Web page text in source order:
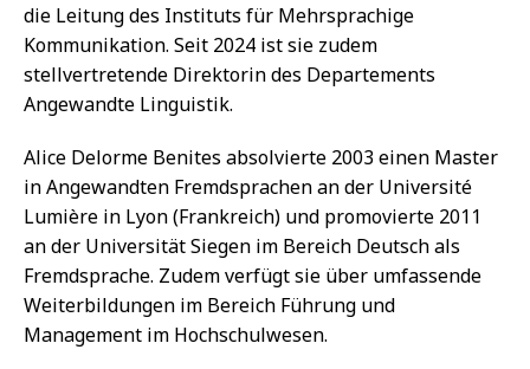
die Leitung des Instituts für Mehrsprachige
Kommunikation. Seit 2024 ist sie zudem
stellvertretende Direktorin des Departements
Angewandte Linguistik.
Alice Delorme Benites absolvierte 2003 einen Master
in Angewandten Fremdsprachen an der Université
Lumière in Lyon (Frankreich) und promovierte 2011
an der Universität Siegen im Bereich Deutsch als
Fremdsprache. Zudem verfügt sie über umfassende
Weiterbildungen im Bereich Führung und
Management im Hochschulwesen.